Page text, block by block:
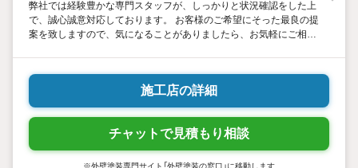
弊社では経験豊かな専門スタッフが、しっかりと状況確認をした上
で、誠心誠意対応しております。 お客様のご希望にそった最良の提
案を致しますので、気になることがありましたら、お気軽にご相談
施工店の詳細
チャットで見積もり相談
※外壁塗装専門サイト「外壁塗装の窓口」に移動します